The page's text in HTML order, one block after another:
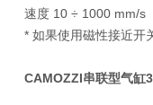
速度 10 ÷ 1000 mm/s
* 如果使用磁性接近开
CAMOZZI串联型气缸